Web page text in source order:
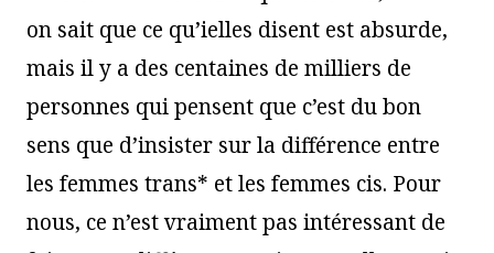
on sait que ce qu’ielles disent est absurde,
mais il y a des centaines de milliers de
personnes qui pensent que c’est du bon
sens que d’insister sur la différence entre
les femmes trans* et les femmes cis. Pour
nous, ce n’est vraiment pas intéressant de